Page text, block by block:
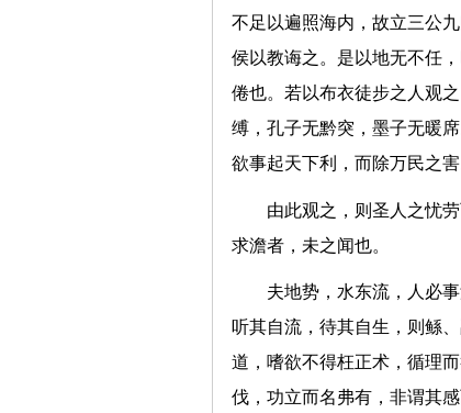
不足以遍照海内，故立三公
侯以教诲之。是以地无不任
倦也。若以布衣徒步之人观
缚，孔子无黔突，墨子无暖
欲事起天下利，而除万民之
由此观之，则圣人之忧
求澹者，未之闻也。
夫地势，水东流，人必
听其自流，待其自生，则鲧
道，嗜欲不得枉正术，循理
伐，功立而名弗有，非谓其